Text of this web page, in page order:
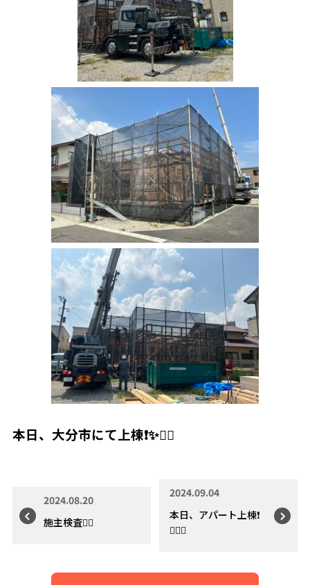
本日、大分市にて上棟❗️✨👷‍♂️
2024.08.20
施主検査👷‍♂️
2024.09.04
本日、アパート上棟❗️
👷‍♂️✨